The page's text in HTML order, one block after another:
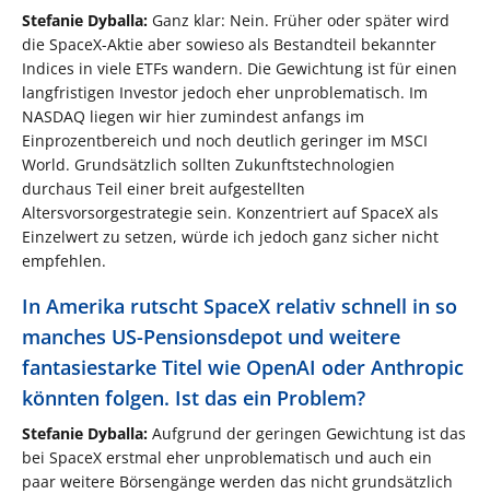
Stefanie Dyballa: Ganz klar: Nein. Früher oder später wird
die SpaceX-Aktie aber sowieso als Bestandteil bekannter
Indices in viele ETFs wandern. Die Gewichtung ist für einen
langfristigen Investor jedoch eher unproblematisch. Im
NASDAQ liegen wir hier zumindest anfangs im
Einprozentbereich und noch deutlich geringer im MSCI
World. Grundsätzlich sollten Zukunftstechnologien
durchaus Teil einer breit aufgestellten
Altersvorsorgestrategie sein. Konzentriert auf SpaceX als
Einzelwert zu setzen, würde ich jedoch ganz sicher nicht
empfehlen.
In Amerika rutscht SpaceX relativ schnell in so
manches US-Pensionsdepot und weitere
fantasiestarke Titel wie OpenAI oder Anthropic
könnten folgen. Ist das ein Problem?
Stefanie Dyballa: Aufgrund der geringen Gewichtung ist das
bei SpaceX erstmal eher unproblematisch und auch ein
paar weitere Börsengänge werden das nicht grundsätzlich